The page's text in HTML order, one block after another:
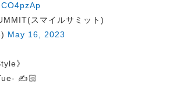
スマイルサミット)
May 16, 2023
》
✍️🏻